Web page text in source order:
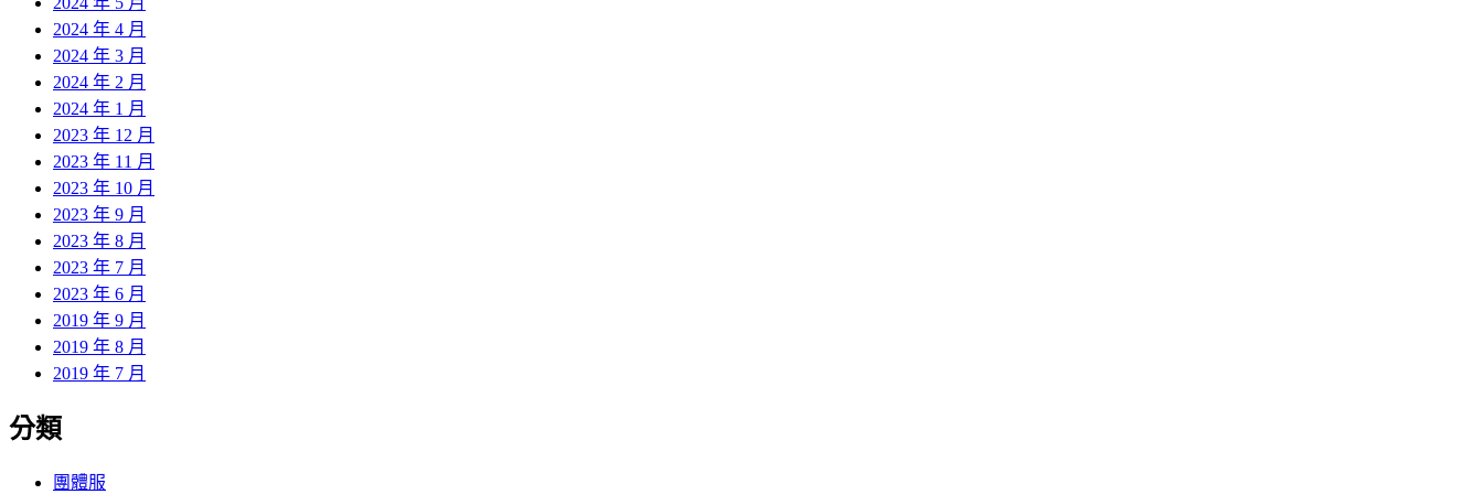
2024 年 4 月
2024 年 3 月
2024 年 2 月
2024 年 1 月
2023 年 12 月
2023 年 11 月
2023 年 10 月
2023 年 9 月
2023 年 8 月
2023 年 7 月
2023 年 6 月
2019 年 9 月
2019 年 8 月
2019 年 7 月
分類
團體服